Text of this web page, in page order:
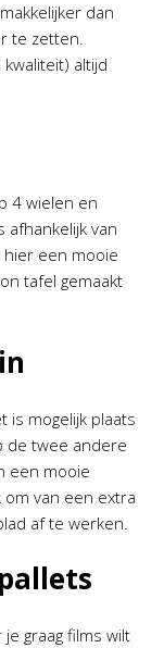
dan
te zetten.
altijd
4 wielen en
afhankelijk van
hier een mooie
tafel gemaakt
is mogelijk plaats
de twee andere
een mooie
om van een extra
af te werken.
graag films wilt